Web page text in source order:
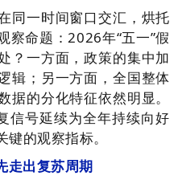
同一时间窗口交汇，烘托
察命题：2026年“五一”假
？一方面，政策的集中加
辑；另一方面，全国整体
据的分化特征依然明显。
信号延续为全年持续向好
的观察指标。
走出复苏周期